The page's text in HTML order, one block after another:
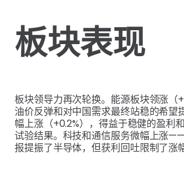
板块表现
板块领导力再次轮换。能源板块领涨（
油价反弹和对中国需求最终站稳的希望
幅上涨（+0.2%），得益于稳健的盈利
试验结果。科技和通信服务微幅上涨
报提振了半导体，但获利回吐限制了涨